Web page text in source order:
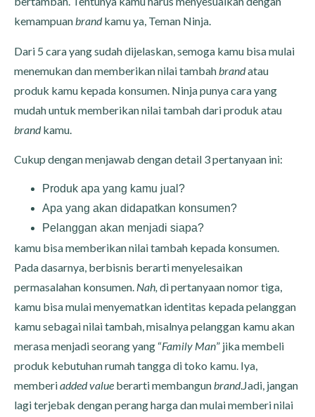
kemampuanbrandkamu ya, Teman Ninja.
Dari 5 cara yang sudah dijelaskan, semoga kamu bisa mulai
menemukan dan memberikan nilai tambah brandatau
produk kamu kepada konsumen. Ninja punya cara yang
mudah untuk memberikan nilai tambah dari produk atau
brandkamu.
Cukup dengan menjawab dengan detail 3 pertanyaan ini:
Produk apa yang kamu jual?
Apa yang akan didapatkan konsumen?
Pelanggan akan menjadi siapa?
kamu bisa memberikan nilai tambah kepada konsumen.
Pada dasarnya, berbisnis berarti menyelesaikan
permasalahan konsumen. Nah, di pertanyaan nomor tiga,
kamu bisa mulai menyematkan identitas kepada pelanggan
kamu sebagai nilai tambah, misalnya pelanggan kamu akan
merasa menjadi seorang yang “Family Man” jika membeli
produk kebutuhan rumah tangga di toko kamu. Iya,
memberiadded value berarti membangunbrand.Jadi, jangan
lagi terjebak dengan perang harga dan mulai memberi nilai